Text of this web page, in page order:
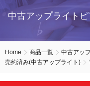
中古アップライト
Home 商品一覧
中古アッ
売約済み(中古アップライト)